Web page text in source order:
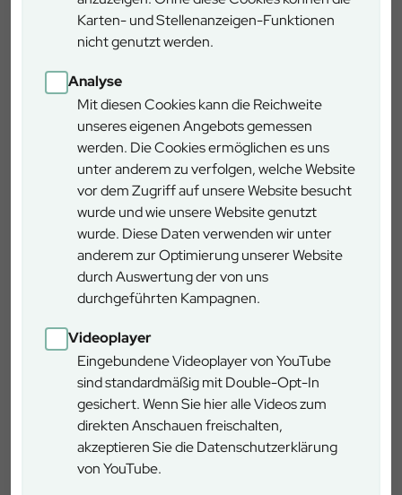
Karten- und Stellenanzeigen-Funktionen
nicht genutzt werden.
Analyse
Mit diesen Cookies kann die Reichweite
unseres eigenen Angebots gemessen
werden. Die Cookies ermöglichen es uns
unter anderem zu verfolgen, welche Website
vor dem Zugriff auf unsere Website besucht
wurde und wie unsere Website genutzt
wurde. Diese Daten verwenden wir unter
anderem zur Optimierung unserer Website
durch Auswertung der von uns
durchgeführten Kampagnen.
Videoplayer
Eingebundene Videoplayer von YouTube
sind standardmäßig mit Double-Opt-In
gesichert. Wenn Sie hier alle Videos zum
direkten Anschauen freischalten,
akzeptieren Sie die Datenschutzerklärung
von YouTube.
hohe Leistungsfähigkeit der deutschen Forstwirtschaft
und die herausragende Ausbildung innerhalb der
das deutsche Team, sondern auch den Forstbetrieb Bad
Königshofen besonders stolz.
Die Athleten zeigen Spitzenleistungen bei der Waldarbeits-WM
in Sentjerneij – Präzision, Schnelligkeit und Weltklasse-
Holzernte-Technik. Foto: Slowenische Staatsforste / SiDG
Bad Königshofen
Keßlerstraße 24, 97631 Bad Königshofen